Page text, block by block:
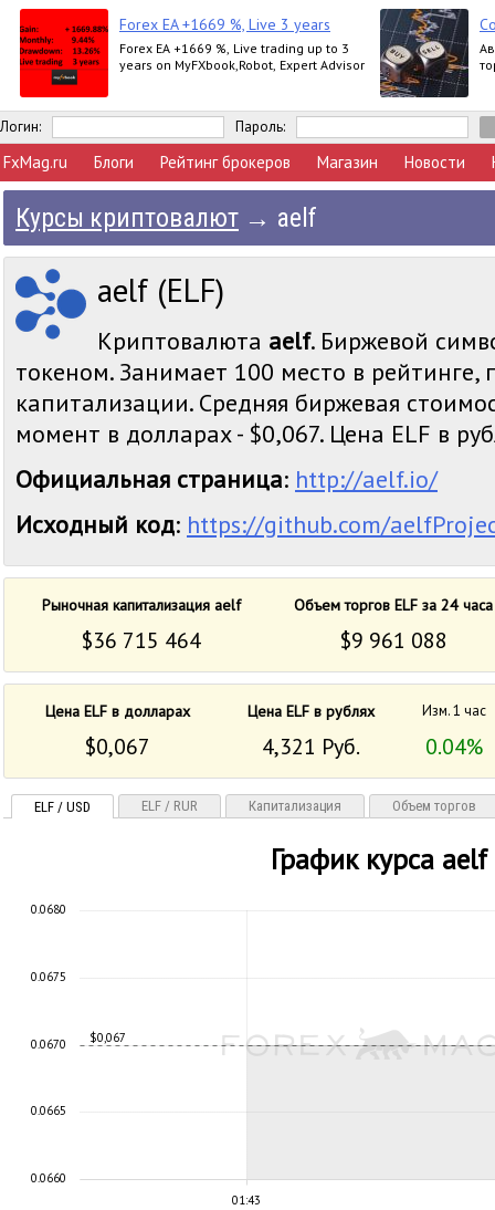
Forex EA +1669 %, Live 3 years
Forex EA +1669 %, Live trading up to 3
years on MyFXbook,Robot, Expert Advisor
Логин: Пароль:
FxMag.ru Блоги Рейтинг брокеров Магазин Новости
Курсы криптовалют → aelf
aelf (ELF)
Криптовалюта aelf. Биржевой
токеном. Занимает 100 место в
капитализации. Средняя биржевая
момент в долларах - $0,067. Цена ELF в
Официальная страница: http://aelf.io/
Исходный код: https://github.com/
Рыночная капитализация aelf Объем торгов ELF за 24 часа
$36 715 464 $9 961 088
Цена ELF в долларах Цена ELF в рублях Изм. 1 час
$0,067 4,321 Руб. 0.04%
ELF / USD ELF / RUR Капитализация Объем торгов
График курса aelf
01:43
$0,067
0.0660
0.0665
0.0670
0.0675
0.0680